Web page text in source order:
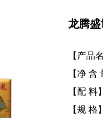
龙腾盛
【产品
【净 含
【配 料】
【规 格